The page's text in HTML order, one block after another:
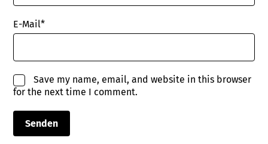
E-Mail*
Save my name, email, and website in this browser
for the next time I comment.